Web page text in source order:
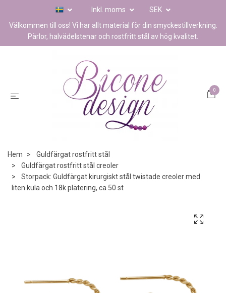
Inkl. moms
SEK
Välkommen till oss! Vi har allt material för din smyckestillverkning.
Pärlor, halvädelstenar och rostfritt stål av hög kvalitet.
0
Hem
Guldfärgat rostfritt stål
Guldfärgat rostfritt stål creoler
Storpack: Guldfärgat kirurgiskt stål twistade creoler med
liten kula och 18k plätering, ca 50 st